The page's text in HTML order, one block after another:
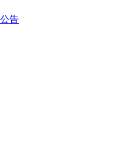
告